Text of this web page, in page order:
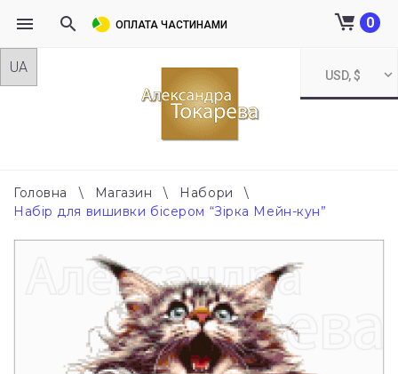
Skip
USD, $
0
ОПЛАТА ЧАСТИНАМИ
Головна \ Магазин \ Набори
\
Набір для вишивки бісером “Зірка Мейн-кун”